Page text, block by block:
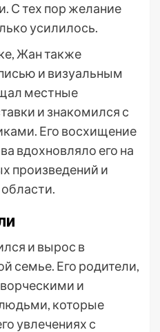
С тех пор желание
усилилось.
Жан также
и визуальным
местные
и знакомился с
Его восхищение
вдохновляло его на
произведений и
и вырос в
семье. Его родители,
и
которые
увлечениях с